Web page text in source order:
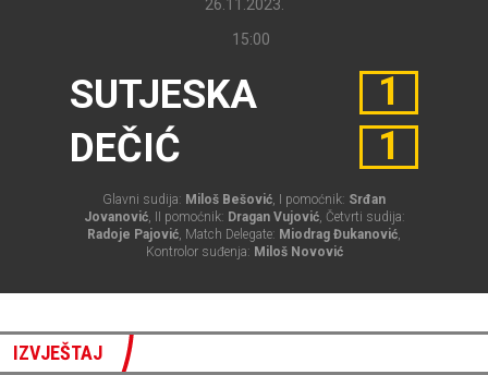
26.11.2023.
15:00
SUTJESKA
DEČIĆ
1
1
Glavni sudija: Miloš Bešović, I pomoćnik: Srđan
Jovanović, II pomoćnik: Dragan Vujović, Četvrti sudija:
Radoje Pajović, Match Delegate: Miodrag Đukanović,
Kontrolor suđenja: Miloš Novović
IZVJEŠTAJ